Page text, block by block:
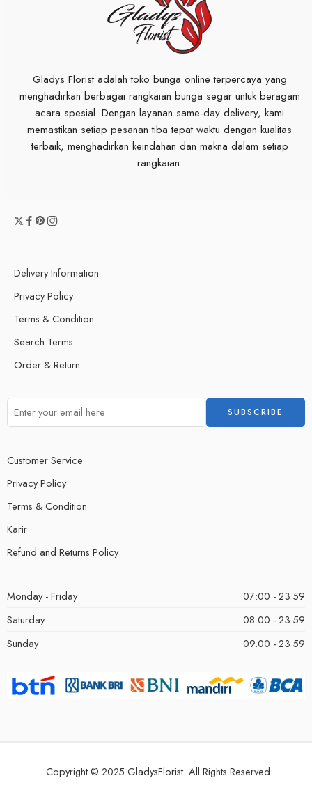
Gladys Florist adalah toko bunga online terpercaya yang
menghadirkan berbagai rangkaian bunga segar untuk beragam
acara spesial. Dengan layanan same-day delivery, kami
memastikan setiap pesanan tiba tepat waktu dengan kualitas
terbaik, menghadirkan keindahan dan makna dalam setiap
rangkaian.
Delivery Information
Privacy Policy
Terms & Condition
Search Terms
Order & Return
Customer Service
Privacy Policy
Terms & Condition
Karir
Refund and Returns Policy
Monday - Friday
07:00 - 23:59
Saturday
08:00 - 23.59
Sunday
09.00 - 23.59
Copyright © 2025 GladysFlorist. All Rights Reserved.